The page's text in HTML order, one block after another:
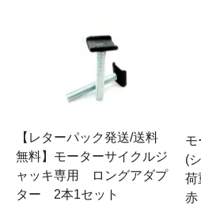
【レターパック発送/送料
無料】モーターサイクルジ
ャッキ専用 ロングアダプ
ター 2本1セット
モ
(
荷
赤